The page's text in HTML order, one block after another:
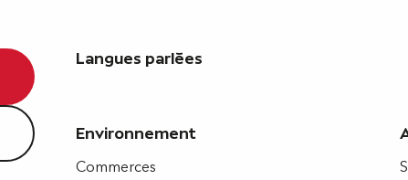
Langues parlées
Langues parlées
Environnement
Environnement
Commerces